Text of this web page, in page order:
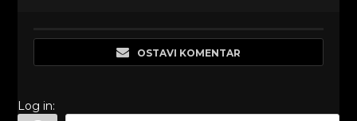
OSTAVI KOMENTAR
Log in: